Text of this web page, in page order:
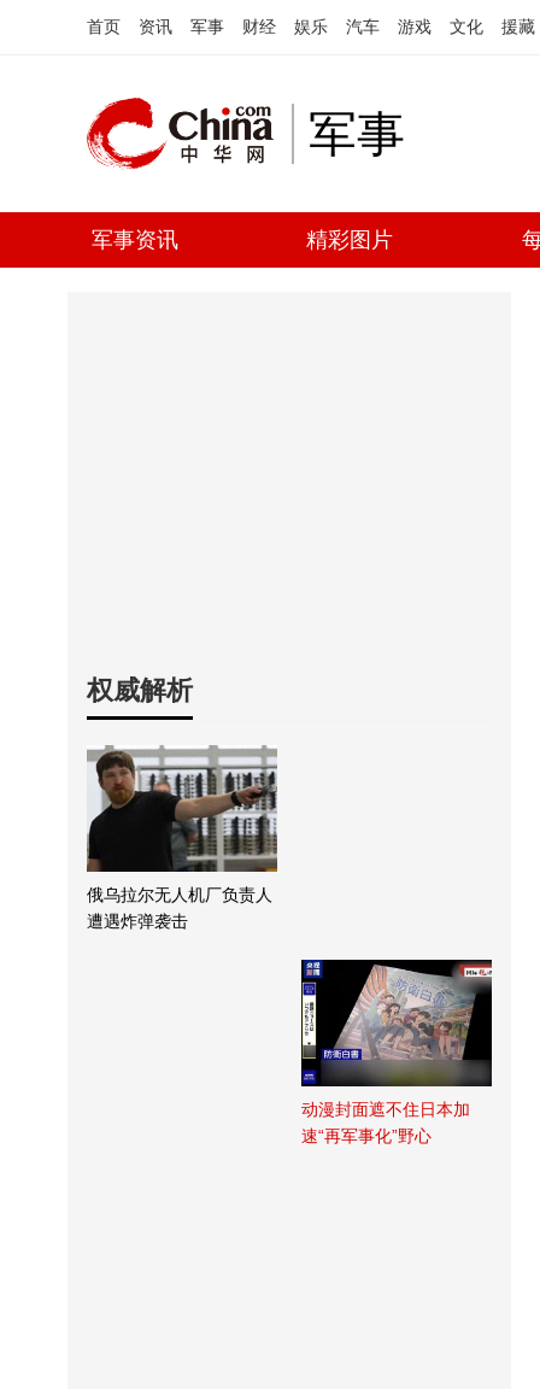
首页 资讯 军事 财经 娱乐 汽车 游戏 文化 援藏
军事
军事资讯 精彩图片
权威解析
俄乌拉尔无人机厂负责人
遭遇炸弹袭击
动漫封面遮不住日本加
速“再军事化”野心